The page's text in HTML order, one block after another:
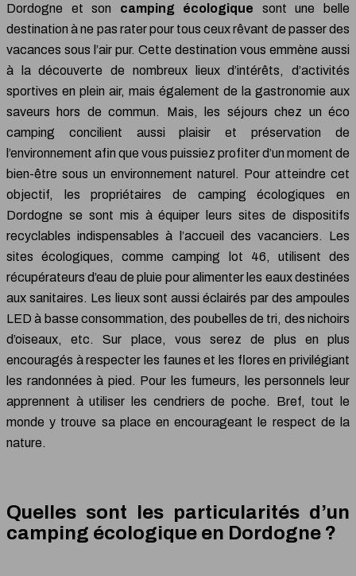
Dordogne et son camping écologique sont une belle
destination à ne pas rater pour tous ceux rêvant de passer des
vacances sous l’air pur. Cette destination vous emmène aussi
à la découverte de nombreux lieux d’intérêts, d’activités
sportives en plein air, mais également de la gastronomie aux
saveurs hors de commun. Mais, les séjours chez un éco
camping concilient aussi plaisir et préservation de
l’environnement afin que vous puissiez profiter d’un moment de
bien-être sous un environnement naturel. Pour atteindre cet
objectif, les propriétaires de camping écologiques en
Dordogne se sont mis à équiper leurs sites de dispositifs
recyclables indispensables à l’accueil des vacanciers. Les
sites écologiques, comme camping lot 46, utilisent des
récupérateurs d’eau de pluie pour alimenter les eaux destinées
aux sanitaires. Les lieux sont aussi éclairés par des ampoules
LED à basse consommation, des poubelles de tri, des nichoirs
d’oiseaux, etc. Sur place, vous serez de plus en plus
encouragés à respecter les faunes et les flores en privilégiant
les randonnées à pied. Pour les fumeurs, les personnels leur
apprennent à utiliser les cendriers de poche. Bref, tout le
monde y trouve sa place en encourageant le respect de la
nature.
Quelles sont les particularités d’un
camping écologique en Dordogne ?